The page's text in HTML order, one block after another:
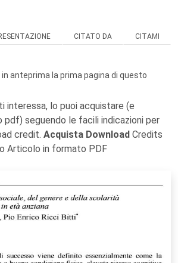
CITATO DA CITAMI
anteprima la prima pagina di questo
interessa, lo puoi acquistare (e
pdf) seguendo le facili indicazioni per
credit. Acquista Download Credits
Articolo in formato PDF